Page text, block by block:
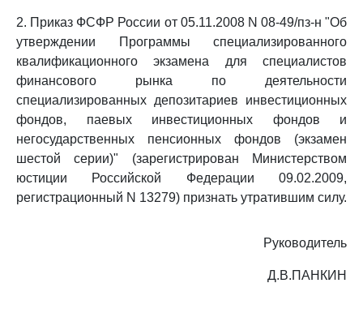
2. Приказ ФСФР России от 05.11.2008 N 08-49/пз-н "Об
утверждении Программы специализированного
квалификационного экзамена для специалистов
финансового рынка по деятельности
специализированных депозитариев инвестиционных
фондов, паевых инвестиционных фондов и
негосударственных пенсионных фондов (экзамен
шестой серии)" (зарегистрирован Министерством
юстиции Российской Федерации 09.02.2009,
регистрационный N 13279) признать утратившим силу.
Руководитель
Д.В.ПАНКИН